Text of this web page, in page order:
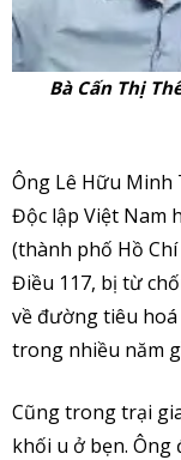
Bà Cấn Thị
Ông Lê Hữu Minh
Độc lập Việt Nam
(thành phố Hồ
Điều 117, bị từ
về đường tiêu
trong nhiều năm
Cũng trong trại
khối u ở bẹn. Ông